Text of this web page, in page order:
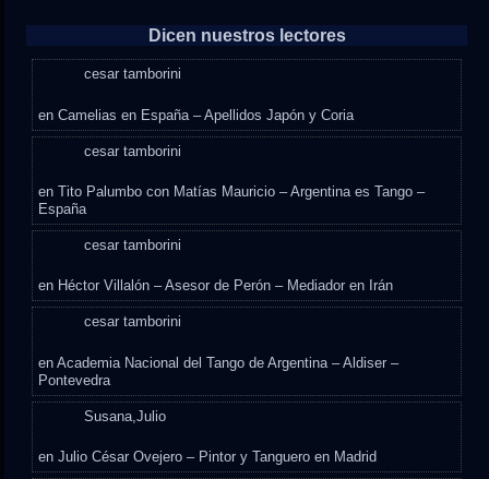
Dicen nuestros lectores
cesar tamborini
enCamelias en España – Apellidos Japón y Coria
cesar tamborini
enTito Palumbo con Matías Mauricio – Argentina es Tango –
España
cesar tamborini
en Héctor Villalón – Asesor de Perón – Mediador en Irán
cesar tamborini
enAcademia Nacional del Tango de Argentina – Aldiser –
Pontevedra
Susana,Julio
enJulio César Ovejero – Pintor y Tanguero en Madrid